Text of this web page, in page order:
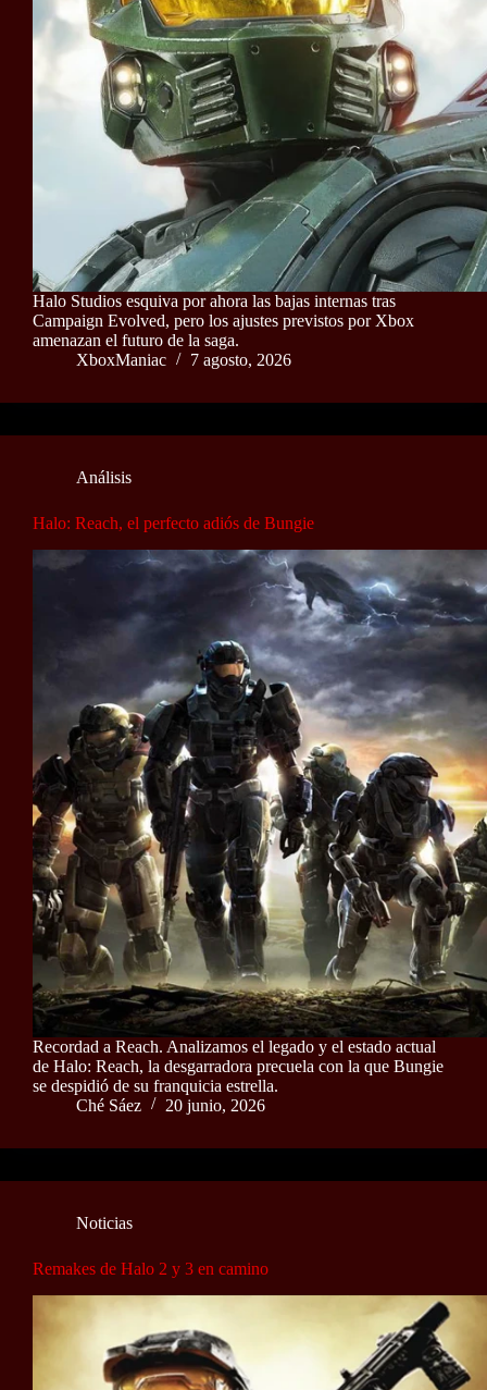
Halo Studios esquiva por ahora las bajas internas tras
Campaign Evolved, pero los ajustes previstos por Xbox
amenazan el futuro de la saga.
XboxManiac
7 agosto, 2026
Análisis
Halo: Reach, el perfecto adiós de Bungie
Recordad a Reach. Analizamos el legado y el estado actual
de Halo: Reach, la desgarradora precuela con la que Bungie
se despidió de su franquicia estrella.
Ché Sáez
20 junio, 2026
Noticias
Remakes de Halo 2 y 3 en camino